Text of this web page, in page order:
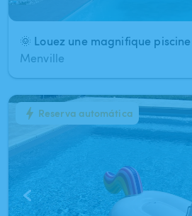
Menville
1/7 Reserva automática